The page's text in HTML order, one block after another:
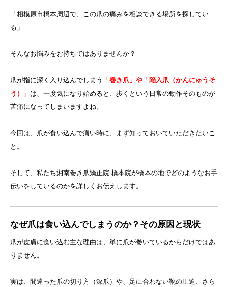
「相模原市橋本周辺で、この爪の痛みを相談できる場所を探してい
る」
そんなお悩みをお持ちではありませんか？
爪が指に深く入り込んでしまう
「巻き爪」や「陥入爪（かんにゅうそ
う）」 は、一度気になり始めると、歩くという日常の動作そのものが
苦痛になってしまいますよね。
今回は、爪が食い込んで痛い時に、まず知っておいていただきたいこ
と。
そして、私たち湘南巻き爪矯正院 橋本院が橋本の地でどのようなお手
伝いをしているのかを詳しくお伝えします。
なぜ爪は食い込んでしまうのか？その原因と現状
爪が皮膚に食い込む主な理由は、単に爪が巻いているからだけではあ
りません。
実は、間違った爪の切り方（深爪）や、足に合わない靴の圧迫、さら